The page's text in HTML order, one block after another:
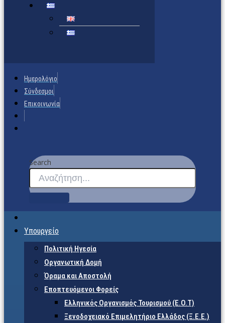
Ημερολόγιο
Σύνδεσμοι
Επικοινωνία
Search
Υπουργείο
Πολιτική Ηγεσία
Οργανωτική Δομή
Όραμα και Αποστολή
Εποπτευόμενοι Φορείς
Eλληνικός Οργανισμός Τουρισμού (Ε.Ο.Τ)
Ξενοδοχειακό Επιμελητήριο Ελλάδος (Ξ.Ε.Ε.)